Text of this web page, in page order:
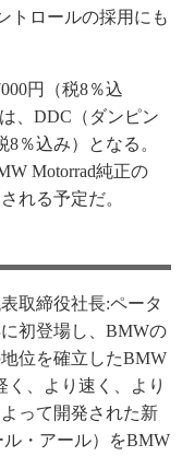
トロールの採用にも
円（税8％込
、DDC（ダンピン
％込み）となる。
Motorrad純正の
れる予定だ。
取締役社長:ペータ
初登場し、BMWの
位を確立したBMW
く、より速く、より
って開発された新
ル・アール）をBMW